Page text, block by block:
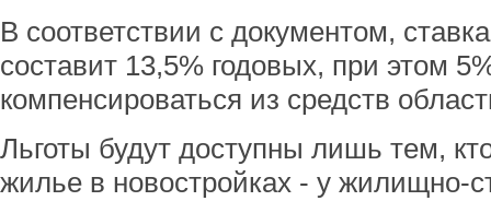
В соответствии с документом,
составит 13,5% годовых, при этом
компенсироваться из средств
Льготы будут доступны лишь тем,
жилье в новостройках - у жилищно-